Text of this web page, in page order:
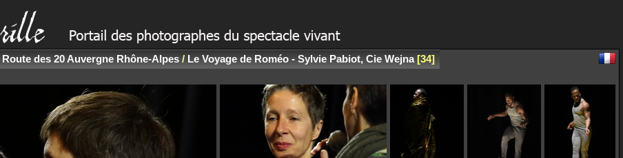
Route des 20 Auvergne Rhône-Alpes/ Le Voyage de Roméo - Sylvie Pabiot, Cie Wejna 34